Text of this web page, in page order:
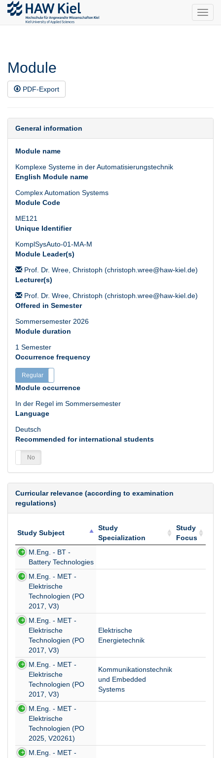
Module
PDF-Export
General information
Module name
Komplexe Systeme in der Automatisierungstechnik
English Module name
Complex Automation Systems
Module Code
ME121
Unique Identifier
KomplSysAuto-01-MA-M
Module Leader(s)
Prof. Dr. Wree, Christoph (christoph.wree@haw-kiel.de)
Lecturer(s)
Prof. Dr. Wree, Christoph (christoph.wree@haw-kiel.de)
Offered in Semester
Sommersemester 2026
Module duration
1 Semester
Occurrence frequency
Regular
Module occurrence
In der Regel im Sommersemester
Language
Deutsch
Recommended for international students
No
Curricular relevance (according to examination
regulations)
Study Subject
Study
Specialization
Study
Focus
Study Subject
M.Eng. - BT -
Battery Technologies
M.Eng. - MET -
Elektrische
Technologien (PO
2017, V3)
M.Eng. - MET -
Elektrische
Technologien (PO
2017, V3)
Elektrische
Energietechnik
M.Eng. - MET -
Elektrische
Technologien (PO
2017, V3)
Kommunikationstechnik
und Embedded
Systems
M.Eng. - MET -
Elektrische
Technologien (PO
2025, V20261)
M.Eng. - MET -